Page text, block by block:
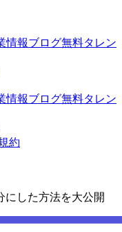
情報ブログ無料タレン
情報ブログ無料タレン
約
にした方法を大公開